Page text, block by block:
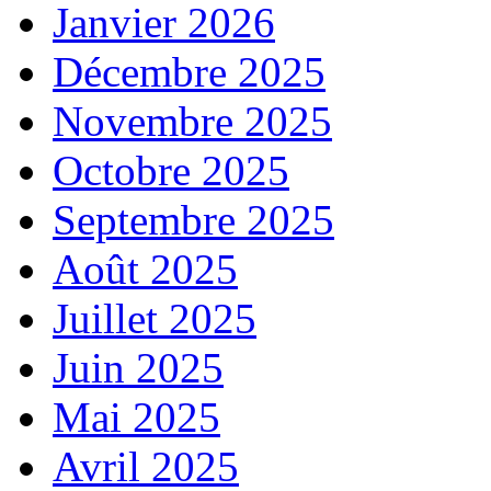
Janvier 2026
Décembre 2025
Novembre 2025
Octobre 2025
Septembre 2025
Août 2025
Juillet 2025
Juin 2025
Mai 2025
Avril 2025